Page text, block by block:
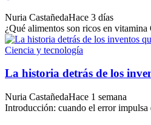
Nuria CastañedaHace 3 días
¿Qué alimentos son ricos en
Ciencia y tecnología
La historia detrás de los
Nuria CastañedaHace 1 semana
Introducción: cuando el error